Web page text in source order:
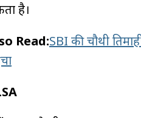
है।
Read:SBI की चौथी